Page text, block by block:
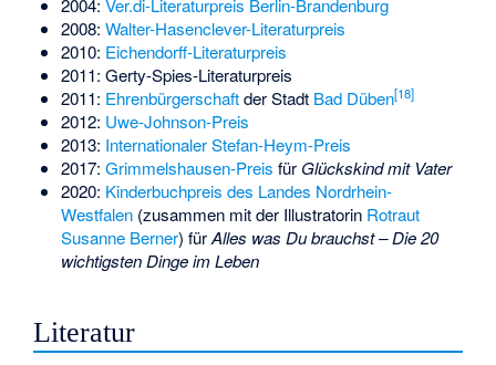
2004: Ver.di-Literaturpreis Berlin-Brandenburg
2008: Walter-Hasenclever-Literaturpreis
2010: Eichendorff-Literaturpreis
2011: Gerty-Spies-Literaturpreis
2011: Ehrenbürgerschaftder Stadt Bad Düben[18]
2012: Uwe-Johnson-Preis
2013: Internationaler Stefan-Heym-Preis
2017: Grimmelshausen-Preis für Glückskind mit Vater
2020: Kinderbuchpreis des Landes Nordrhein-
Westfalen(zusammen mit der Illustratorin Rotraut
Susanne Berner) fürAlles was Du brauchst – Die 20
wichtigsten Dinge im Leben
Literatur